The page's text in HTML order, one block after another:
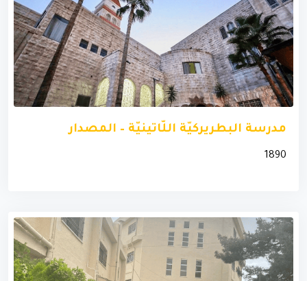
مدرسة البطريركيّة اللّاتينيّة – المصدار
1890